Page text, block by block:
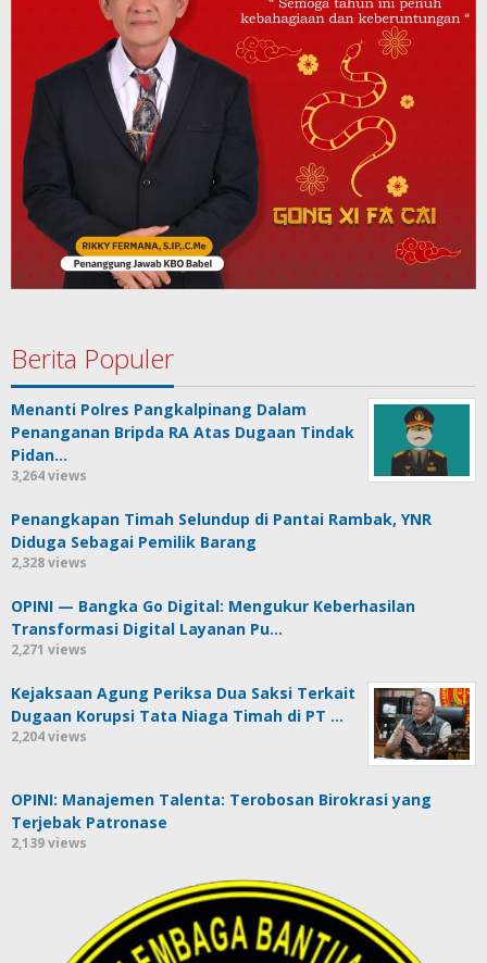
Berita Populer
Menanti Polres Pangkalpinang Dalam
Penanganan Bripda RA Atas Dugaan Tindak
Pidan…
3,264 views
Penangkapan Timah Selundup di Pantai Rambak, YNR
Diduga Sebagai Pemilik Barang
2,328 views
OPINI — Bangka Go Digital: Mengukur Keberhasilan
Transformasi Digital Layanan Pu…
2,271 views
Kejaksaan Agung Periksa Dua Saksi Terkait
Dugaan Korupsi Tata Niaga Timah di PT …
2,204 views
OPINI: Manajemen Talenta: Terobosan Birokrasi yang
Terjebak Patronase
2,139 views